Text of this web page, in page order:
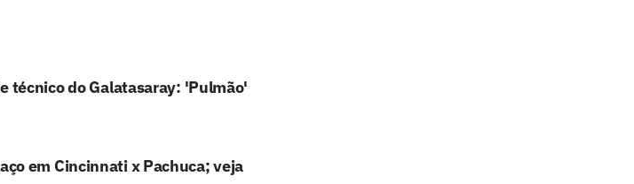
técnico do Galatasaray: 'Pulmão'
em Cincinnati x Pachuca; veja